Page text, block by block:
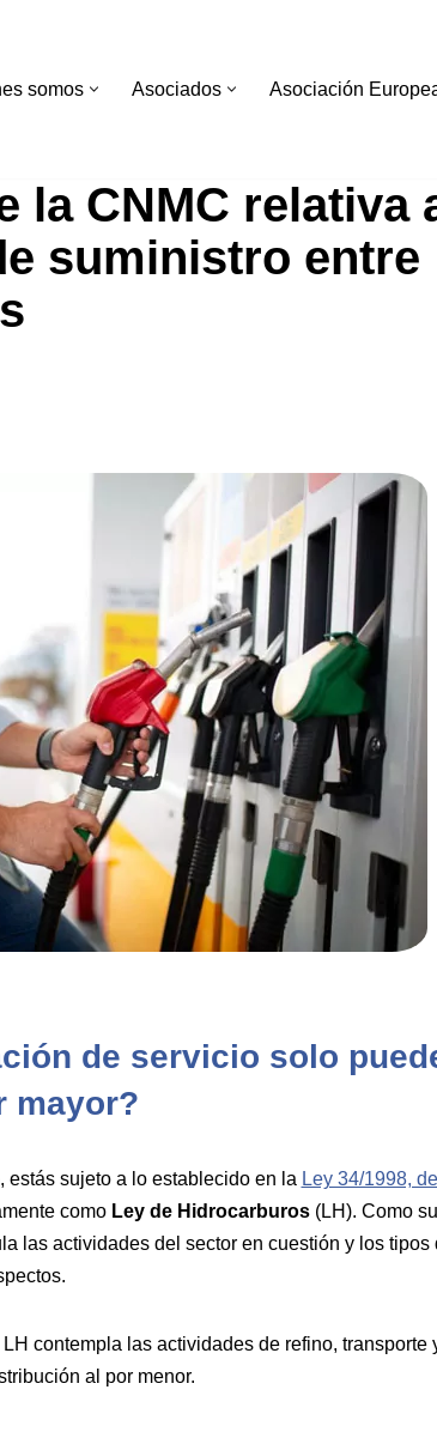
somos Asociados Asociación
la CNMC relativa
suministro entre
de servicio solo
mayor?
estás sujeto a lo establecido en la Ley 34/1998,
como Ley de Hidrocarburos(LH). Como
las actividades del sector en cuestión y los
contempla las actividades de refino, transporte
al por menor.